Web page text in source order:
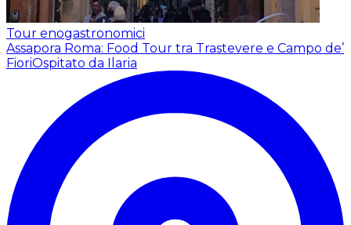
Tour enogastronomici
Assapora Roma: Food Tour tra Trastevere e Campo de’
FioriOspitato da Ilaria